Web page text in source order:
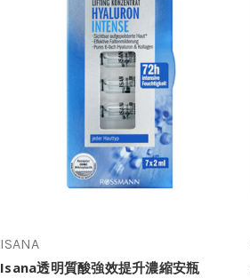
ISANA
Isana透明質酸強效提升濃縮安瓶